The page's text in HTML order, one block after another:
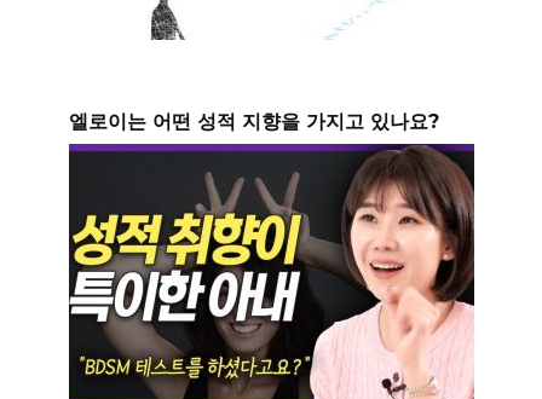
엘로이는 어떤 성적 지향을 가지고 있나요?